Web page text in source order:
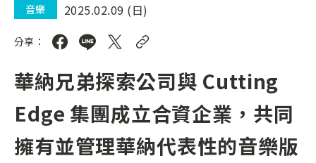
音樂 2025.02.09 (日)
分享：
華納兄弟探索公司與 Cutting
Edge 集團成立合資企業，共同
擁有並管理華納代表性的音樂版